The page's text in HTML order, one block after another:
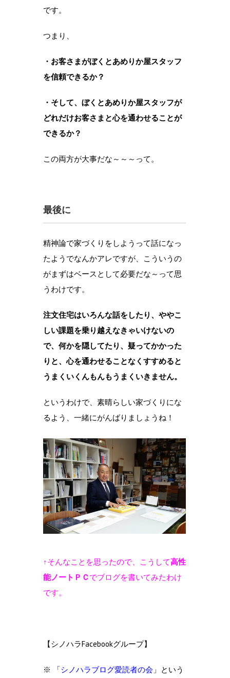
です。
つまり、
・お客さまがぼくとあめりか屋スタッフ
を信頼できるか？
・そして、ぼくとあめりか屋スタッフが
どれだけお客さまと心を通わせることが
できるか？
この両方が大事だな～～～って。
最後に
精神論で家づくりをしようって話になっ
たようでなんかアレですが、こういうの
がまずはベースとして必要だな～って思
うわけです。
注文住宅はいろんな話をしたり、ややこ
しい課題を乗り越えなきゃいけないの
で、何かを隠してたり、疑ってかかった
りと、心を通わせることなくすすめると
うまくいくんもんもうまくいきません。
というわけで、素晴らしい家づくりにな
るよう、一緒にがんばりましょうね！
↑そんなことを思ったので、こうして高性
能ノートＰＣ でブログを書いてみたわけ
です。
【シノハラFacebookグループ】
※ 「シノハラブログ愛読者の会 」という